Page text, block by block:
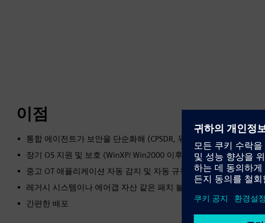
이점
통합 에이전트가 보안을 단순화해 (CPSDR, 위협 방지 및 잠금 결합)
장기 OS 지원 및 보호 (WinXP/ Win2000 이후 버전까지)
중고 OT 애플리케이션 자동 감지 및 자동 규칙 생성
레거시 시스템이나 에어갭 자산 같은 패치 불가능한 장치의 보호
간편한 배포